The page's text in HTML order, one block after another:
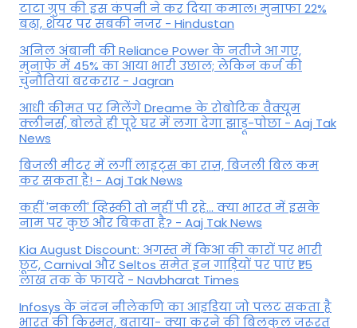
टाटा ग्रुप की इस कंपनी ने कर दिया कमाल! मुनाफा 22%
बढ़ा, शेयर पर सबकी नजर - Hindustan
अनिल अंबानी की Reliance Power के नतीजे आ गए,
मुनाफे में 45% का आया भारी उछाल; लेकिन कर्ज की
चुनौतियां बरकरार - Jagran
आधी कीमत पर मिलेंगे Dreame के रोबोटिक वैक्यूम
क्लीनर्स, बोलते ही पूरे घर में लगा देगा झाड़ू-पोछा - Aaj Tak
News
बिजली मीटर में लगीं लाइट्स का राज़, बिजली बिल कम
कर सकता है! - Aaj Tak News
कहीं 'नकली' व्हिस्की तो नहीं पी रहे... क्या भारत में इसके
नाम पर कुछ और बिकता है? - Aaj Tak News
Kia August Discount: अगस्त में किआ की कारों पर भारी
छूट, Carnival और Seltos समेत इन गाड़ियों पर पाएं ₹1.5
लाख तक के फायदे - Navbharat Times
Infosys के नंदन नीलेकणि का आइडिया जो पलट सकता है
भारत की किस्मत, बताया- क्या करने की बिलकुल जरूरत